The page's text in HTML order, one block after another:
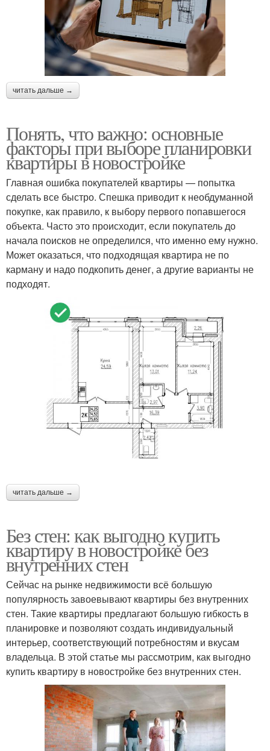
читать дальше →
Понять, что важно: основные
факторы при выборе планировки
квартиры в новостройке
Главная ошибка покупателей квартиры — попытка
сделать все быстро. Спешка приводит к необдуманной
покупке, как правило, к выбору первого попавшегося
объекта. Часто это происходит, если покупатель до
начала поисков не определился, что именно ему нужно.
Может оказаться, что подходящая квартира не по
карману и надо подкопить денег, а другие варианты не
подходят.
читать дальше →
Без стен: как выгодно купить
квартиру в новостройке без
внутренних стен
Сейчас на рынке недвижимости всё большую
популярность завоевывают квартиры без внутренних
стен. Такие квартиры предлагают большую гибкость в
планировке и позволяют создать индивидуальный
интерьер, соответствующий потребностям и вкусам
владельца. В этой статье мы рассмотрим, как выгодно
купить квартиру в новостройке без внутренних стен.